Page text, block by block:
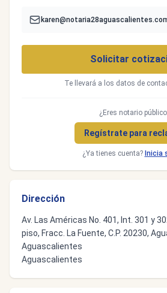
Solicitar
Te llevará a los datos de
¿Eres notario
Regístrate para
¿Ya tienes cuenta? Inicia
Dirección
Av. Las Américas No. 401, Int. 301 y
piso, Fracc. La Fuente, C.P. 20230,
Aguascalientes
Aguascalientes